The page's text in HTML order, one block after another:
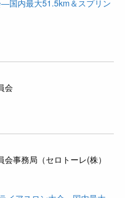
国内最大51.5km＆スプリン
会
事務局（セロトーレ(株）